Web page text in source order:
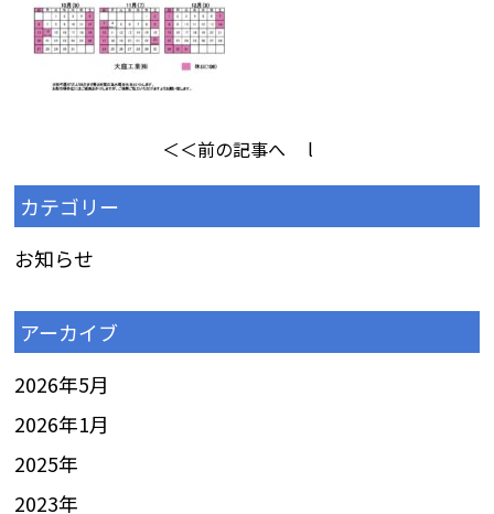
＜＜前の記事へ l
カテゴリー
お知らせ
アーカイブ
2026年5月
2026年1月
2025年
2023年